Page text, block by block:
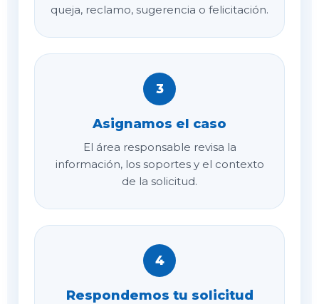
queja, reclamo, sugerencia o felicitación.
3
Asignamos el caso
El área responsable revisa la
información, los soportes y el contexto
de la solicitud.
4
Respondemos tu solicitud